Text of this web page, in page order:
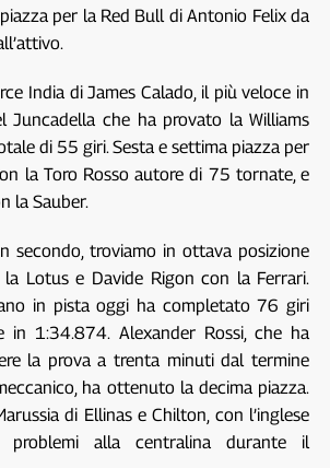
per la Red Bull di Antonio Felix da
India di James Calado, il più veloce in
Juncadella che ha provato la Williams
di 55 giri. Sesta e settima piazza per
la Toro Rosso autore di 75 tornate, e
la Sauber.
secondo, troviamo in ottava posizione
Lotus e Davide Rigon con la Ferrari.
in pista oggi ha completato 76 giri
in 1:34.874. Alexander Rossi, che ha
la prova a trenta minuti dal termine
ha ottenuto la decima piazza.
di Ellinas e Chilton, con l’inglese
alla centralina durante il